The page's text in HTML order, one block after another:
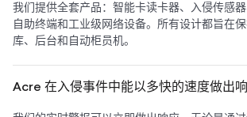
我们提供全套产品：智能卡读卡器、入侵传感
自助终端和工业级网络设备。所有设计都旨在
库、后台和自动柜员机。
Acre 在入侵事件中能以多快的速度做出响